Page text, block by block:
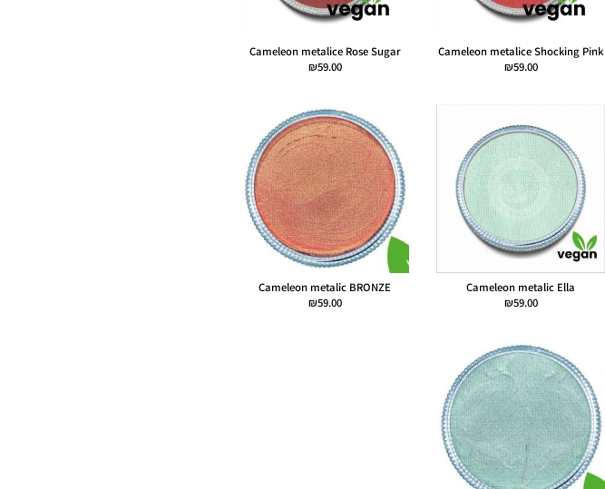
Cameleon metalice Shocking Pink
₪59.00
Cameleon metalice Rose Sugar
₪59.00
Cameleon metalic Ella
₪59.00
Cameleon metalic BRONZE
₪59.00